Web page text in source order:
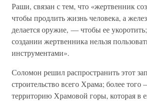
Раши, связан с тем, что «жертвенник
чтобы продлить жизнь человека, а
делается оружие, — чтобы ее
создании жертвенника нельзя
инструментами».
Соломон решил распространить этот
строительство всего Храма; более
территорию Храмовой горы, которая в